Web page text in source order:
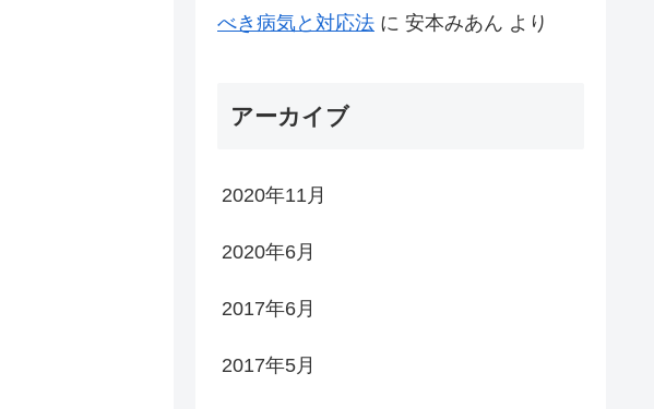
べき病気と対応法 に 安本みあん より
アーカイブ
2020年11月
2020年6月
2017年6月
2017年5月